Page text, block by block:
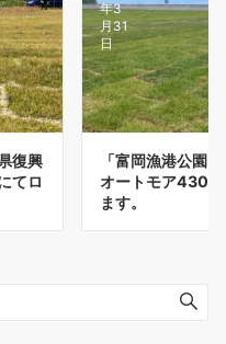
復興
てロ
年3
月31
日
「富岡漁港公園
オートモア430X
ます。